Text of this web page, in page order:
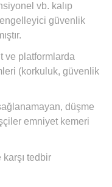
vb. kalıp
güvenlik
ve platformlarda
(korkuluk, güvenlik
düşme
emniyet kemeri
karşı tedbir